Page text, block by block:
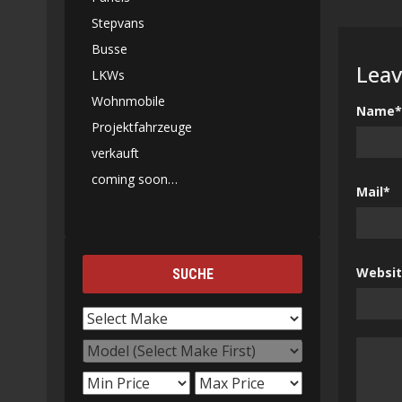
Name*
Mail*
Stepvans
Busse
LKWs
Wohnmobile
Projektfahrzeuge
verkauft
coming soon…
SUCHE